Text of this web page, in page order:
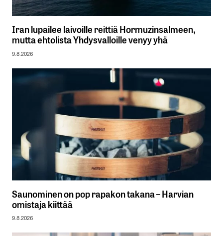
Iran lupailee laivoille reittiä Hormuzinsalmeen,
mutta ehtolista Yhdysvalloille venyy yhä
9.8.2026
Saunominen on pop rapakon takana – Harvian
omistaja kiittää
9.8.2026